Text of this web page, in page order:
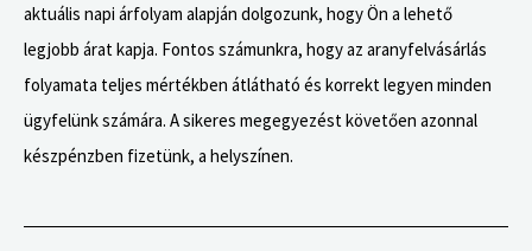
aktuális napi árfolyam alapján dolgozunk, hogy Ön a lehető
legjobb árat kapja. Fontos számunkra, hogy az aranyfelvásárlás
folyamata teljes mértékben átlátható és korrekt legyen minden
ügyfelünk számára. A sikeres megegyezést követően azonnal
készpénzben fizetünk, a helyszínen.